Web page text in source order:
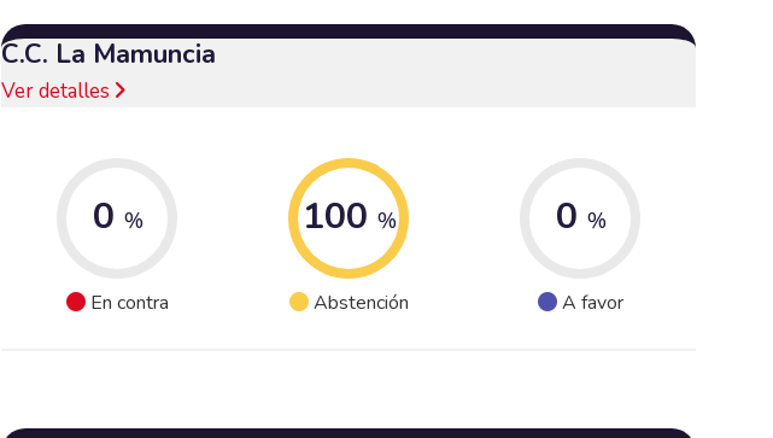
C.C. La Mamuncia
Ver detalles
0 %
En contra
100 %
Abstención
0 %
A favor